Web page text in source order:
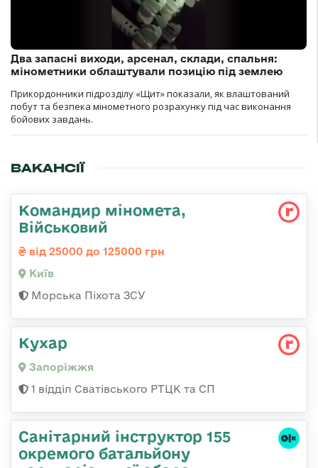
Два запасні виходи, арсенал, склади, спальня:
мінометники облаштували позицію під землею
Прикордонники підрозділу «Щит» показали, як влаштований
побут та безпека мінометного розрахунку під час виконання
бойових завдань.
ВАКАНСІЇ
Командир міномета,
Військовий
від 25000 до 125000 грн
Київ
Морська Піхота ЗСУ
Кухар
Запоріжжя
1 відділ Сватівського РТЦК та СП
Санітарний інструктор 155
окремого батальйону